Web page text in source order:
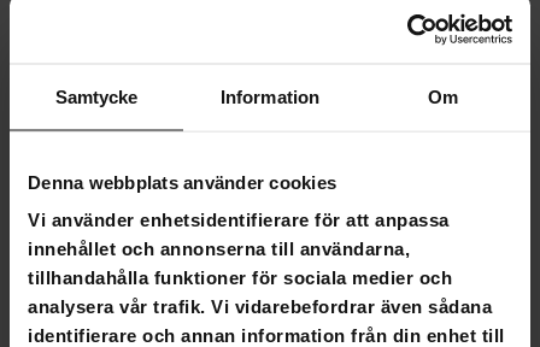
Samtycke Information Om
Denna webbplats använder cookies
Vi använder enhetsidentifierare för att anpassa
innehållet och annonserna till användarna,
tillhandahålla funktioner för sociala medier och
analysera vår trafik. Vi vidarebefordrar även sådana
identifierare och annan information från din enhet till
Laddning: Micro USB
Innehåll;: Hörlurar, laddningsfodral
In-ear hörlurar är en hygienprodukt. För att
säkerställa produkternas hygien kan inte
hygienprodukten returneras.